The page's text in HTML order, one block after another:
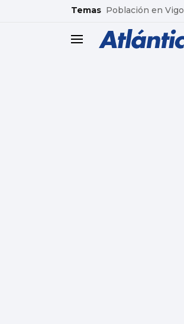
common.go-to-content
Temas Población en Vigo
header.menu.open